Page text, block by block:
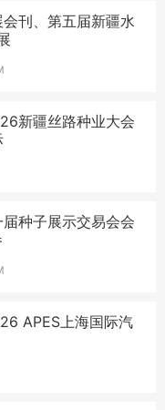
刊、第五届新疆水
新疆丝路种业大会
种子展示交易会会
APES上海国际汽